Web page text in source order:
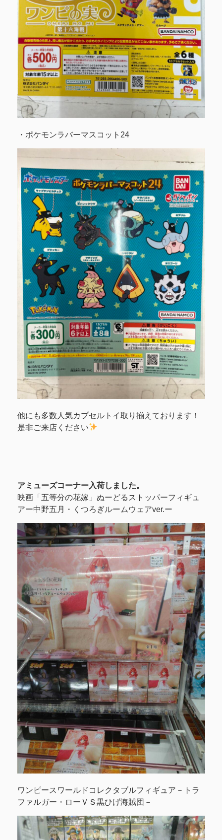
・ポケモンラバーマスコット24
他にも多数人気カプセルトイ取り揃えております！
是非ご来店ください
アミューズコーナー入荷しました。
映画「五等分の花嫁」ぬーどるストッパーフィギュ
アー中野五月・くつろぎルームウェアver.ー
ワンピースワールドコレクタブルフィギュア－トラ
ファルガー・ローＶＳ黒ひげ海賊団－